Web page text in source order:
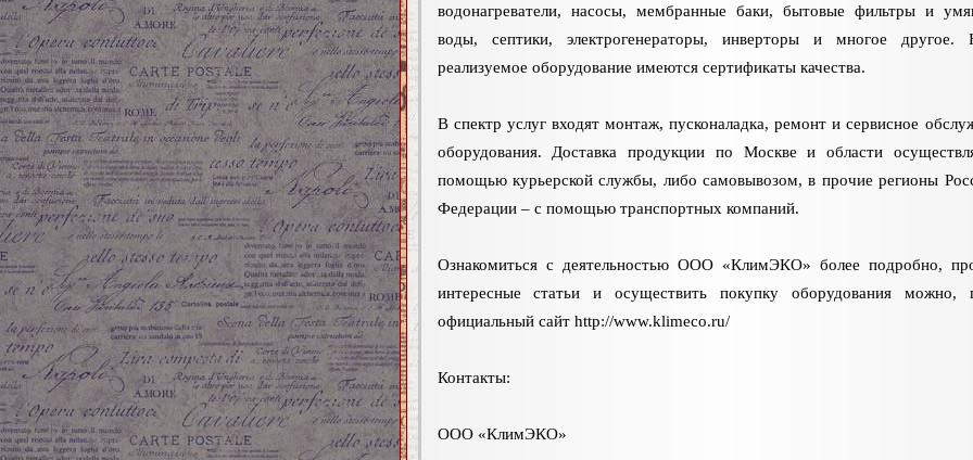
водонагреватели, насосы, мембранные баки, бытовые фильтры и
воды, септики, электрогенераторы, инверторы и многое другое.
реализуемое оборудование имеются сертификаты качества.
В спектр услуг входят монтаж, пусконаладка, ремонт и сервисное
оборудования. Доставка продукции по Москве и области
помощью курьерской службы, либо самовывозом, в прочие регионы
Федерации – с помощью транспортных компаний.
Ознакомиться с деятельностью ООО «КлимЭКО» более подробно,
интересные статьи и осуществить покупку оборудования можно,
официальный сайт http://www.klimeco.ru/
Контакты:
ООО «КлимЭКО»